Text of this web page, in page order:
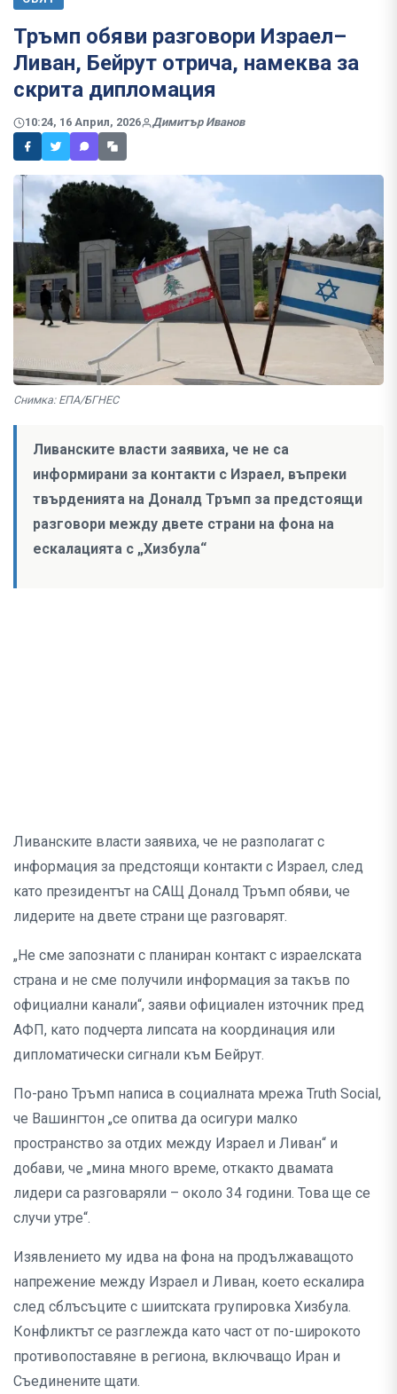
Тръмп обяви разговори Израел–
Ливан, Бейрут отрича, намеква за
скрита дипломация
10:24, 16 Април, 2026 Димитър Иванов
Снимка: ЕПА/БГНЕС
Ливанските власти заявиха, че не са
информирани за контакти с Израел, въпреки
твърденията на Доналд Тръмп за предстоящи
разговори между двете страни на фона на
ескалацията с „Хизбула“
Ливанските власти заявиха, че не разполагат с
информация за предстоящи контакти с Израел, след
като президентът на САЩ Доналд Тръмп обяви, че
лидерите на двете страни ще разговарят.
„Не сме запознати с планиран контакт с израелската
страна и не сме получили информация за такъв по
официални канали“, заяви официален източник пред
АФП, като подчерта липсата на координация или
дипломатически сигнали към Бейрут.
По-рано Тръмп написа в социалната мрежа Truth Social,
че Вашингтон „се опитва да осигури малко
пространство за отдих между Израел и Ливан“ и
добави, че „мина много време, откакто двамата
лидери са разговаряли – около 34 години. Това ще се
случи утре“.
Изявлението му идва на фона на продължаващото
напрежение между Израел и Ливан, което ескалира
след сблъсъците с шиитската групировка Хизбула.
Конфликтът се разглежда като част от по-широкото
противопоставяне в региона, включващо Иран и
Съединените щати.